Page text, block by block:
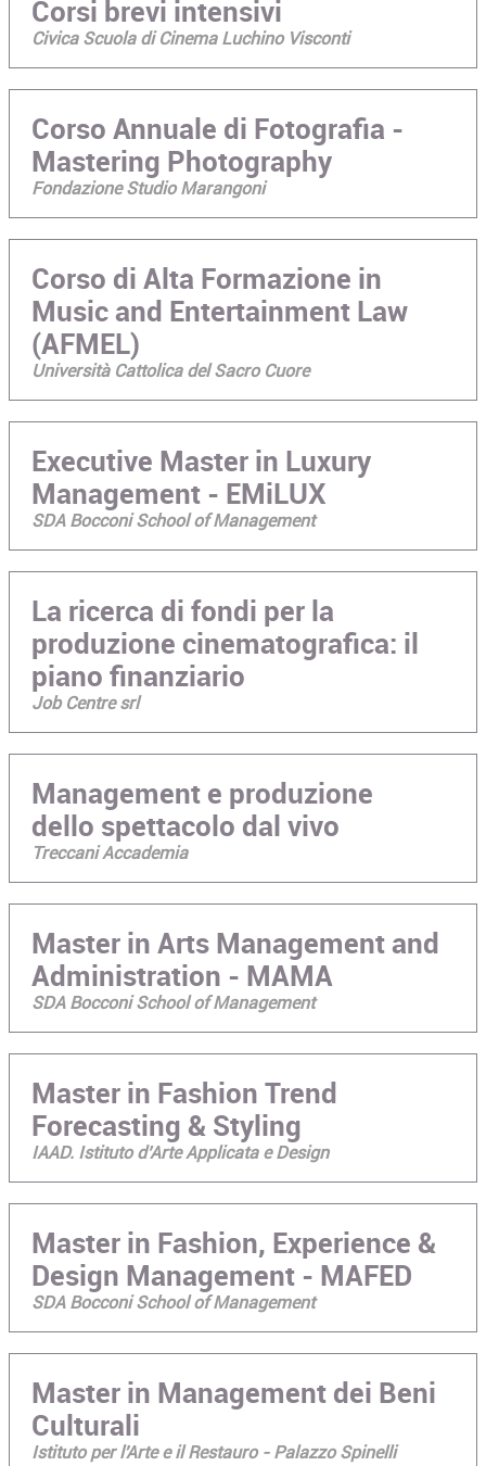
Corsi brevi intensivi
Civica Scuola di Cinema Luchino Visconti
Corso Annuale di Fotografia -
Mastering Photography
Fondazione Studio Marangoni
Corso di Alta Formazione in
Music and Entertainment Law
(AFMEL)
Università Cattolica del Sacro Cuore
Executive Master in Luxury
Management - EMiLUX
SDA Bocconi School of Management
La ricerca di fondi per la
produzione cinematografica: il
piano finanziario
Job Centre srl
Management e produzione
dello spettacolo dal vivo
Treccani Accademia
Master in Arts Management and
Administration - MAMA
SDA Bocconi School of Management
Master in Fashion Trend
Forecasting & Styling
IAAD. Istituto d’Arte Applicata e Design
Master in Fashion, Experience &
Design Management - MAFED
SDA Bocconi School of Management
Master in Management dei Beni
Culturali
Istituto per l'Arte e il Restauro - Palazzo Spinelli